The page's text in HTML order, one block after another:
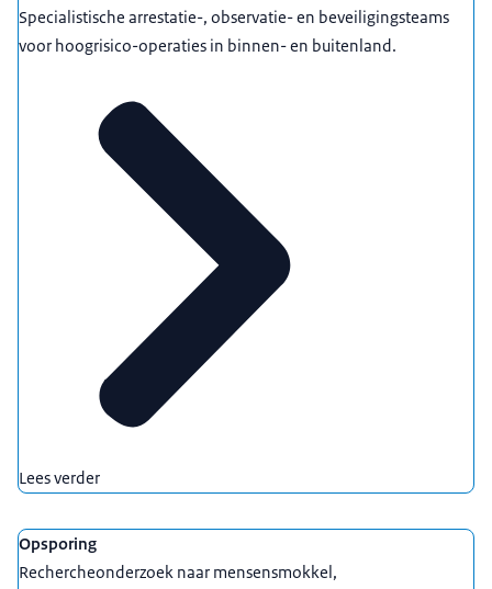
Specialistische arrestatie-, observatie- en beveiligingsteams
voor hoogrisico-operaties in binnen- en buitenland.
Lees verder
Opsporing
Rechercheonderzoek naar mensensmokkel,